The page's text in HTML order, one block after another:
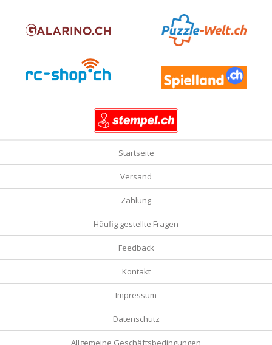
Startseite
Versand
Zahlung
Häufig gestellte Fragen
Feedback
Kontakt
Impressum
Datenschutz
Allgemeine Geschäftsbedingungen